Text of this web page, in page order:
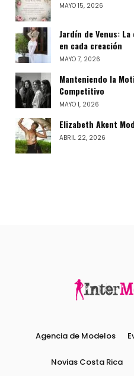
MAYO 15, 2026
Jardín de Venus:
en cada creación
MAYO 7, 2026
Manteniendo la
Competitivo
MAYO 1, 2026
Elizabeth Akent
ABRIL 22, 2026
Agencia de Modelos
Novias Costa Rica